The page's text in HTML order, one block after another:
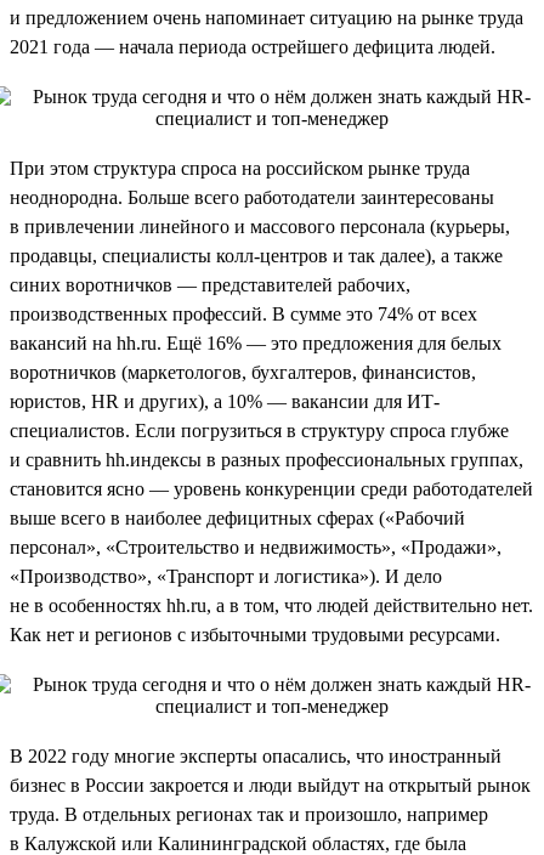
и предложением очень напоминает ситуацию на рынке труда
2021 года — начала периода острейшего дефицита людей.
При этом структура спроса на российском рынке труда
неоднородна. Больше всего работодатели заинтересованы
в привлечении линейного и массового персонала (курьеры,
продавцы, специалисты колл-центров и так далее), а также
синих воротничков — представителей рабочих,
производственных профессий. В сумме это 74% от всех
вакансий на hh.ru. Ещё 16% — это предложения для белых
воротничков (маркетологов, бухгалтеров, финансистов,
юристов, HR и других), а 10% — вакансии для ИТ-
специалистов. Если погрузиться в структуру спроса глубже
и сравнить hh.индексы в разных профессиональных группах,
становится ясно — уровень конкуренции среди работодателей
выше всего в наиболее дефицитных сферах («Рабочий
персонал», «Строительство и недвижимость», «Продажи»,
«Производство», «Транспорт и логистика»). И дело
не в особенностях hh.ru, а в том, что людей действительно нет.
Как нет и регионов с избыточными трудовыми ресурсами.
В 2022 году многие эксперты опасались, что иностранный
бизнес в России закроется и люди выйдут на открытый рынок
труда. В отдельных регионах так и произошло, например
в Калужской или Калининградской областях, где была